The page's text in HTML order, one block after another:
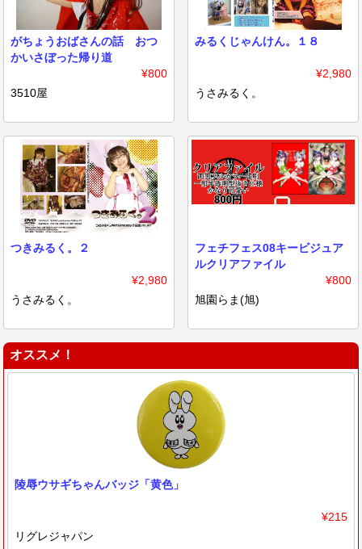
がちょうおばさんの話 おつ
かいさぼった帰り道
¥800
3510屋
みるくじゃんけん。１８
¥2,980
うさみるく。
つきみるく。２
¥2,980
うさみるく。
フェチフェス08キービジュア
ルクリアファイル
¥800
旭園らま(旭)
オススメ！
陵辱ウサギちゃんバッジ「黄色」
¥215
リグレジャパン